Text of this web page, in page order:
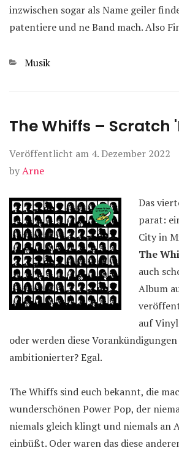
inzwischen sogar als Name geiler
patentiere und ne Band mach. Also
Kategorien
Musik
The Whiffs – Scratch
Veröffentlicht am 4. Dezember 2022
byArne
Das
parat:
City in
The
auch
Album
auf
oder werden diese
ambitionierter? Egal.
The Whiffs sind euch bekannt, die
wunderschönen Power Pop, der
niemals gleich klingt und niemals an
einbüßt. Oder waren das diese